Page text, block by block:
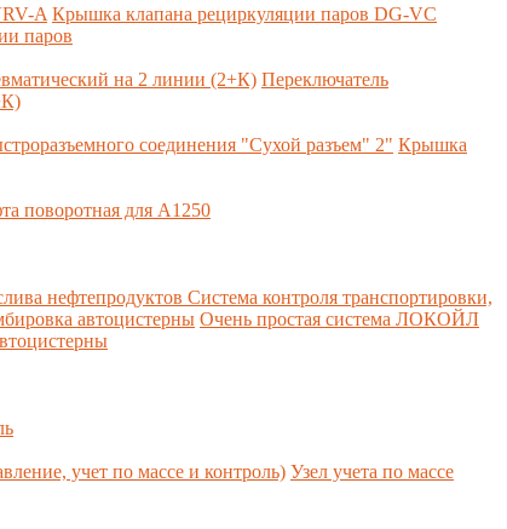
A Крышка клапана рециркуляции паров DG-VC
паров
на 2 линии (2+К) Переключатель
соединения "Сухой разъем" 2" Крышка
поворотная для А1250
нефтепродуктов Система контроля транспортировки,
автоцистерны Очень простая система ЛОКОЙЛ
учет по массе и контроль) Узел учета по массе